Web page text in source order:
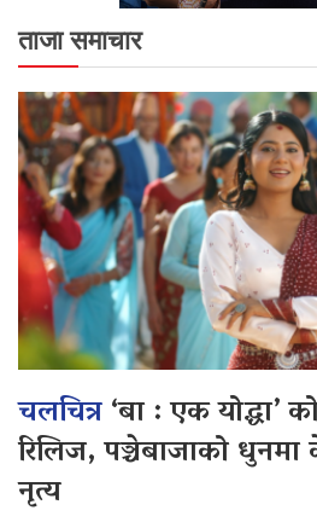
ताजा समाचार
चलचित्र‘बा : एक योद्धा’
रिलिज, पञ्चेबाजाको
नृत्य